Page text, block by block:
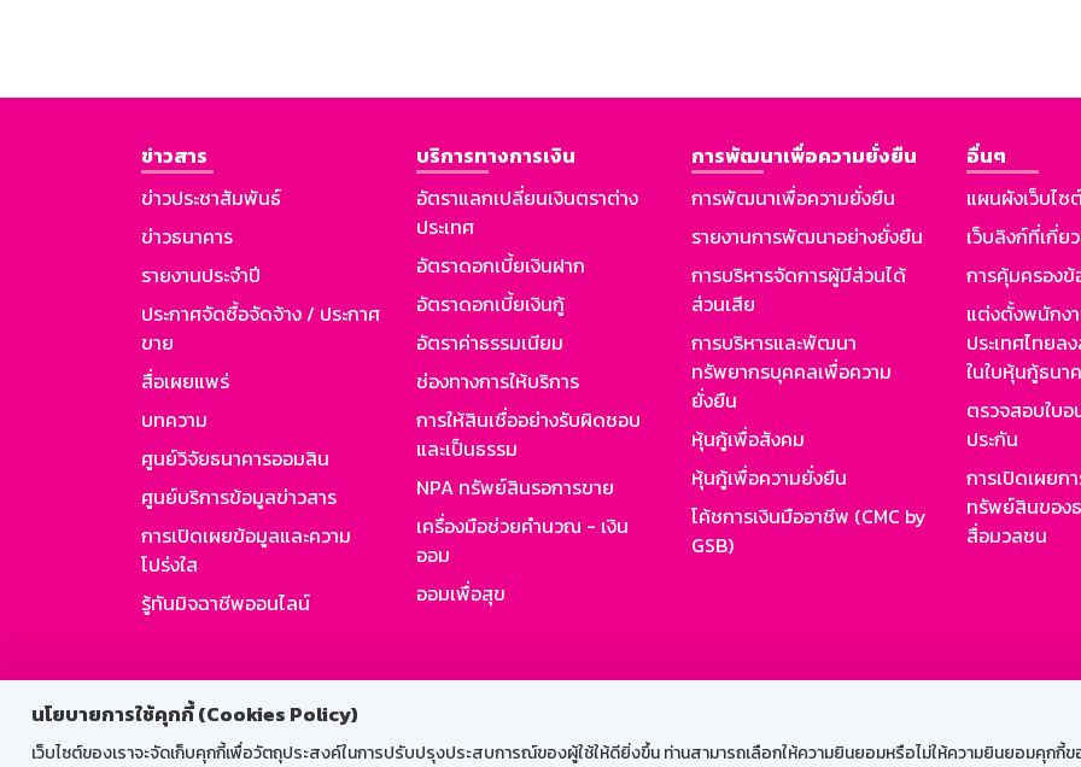
นโยบายการใช้คุกกี้ (Cookies Policy)
เว็บไซต์ของเราจะจัดเก็บคุกกี้เพื่อวัตถุประสงค์ในการปรับปรุงประสบการณ์ของผู้ใช้ให้ดียิ่งขึ้น ท่านสามารถเลือกให้ความยินยอมหรือไม่ให้ความยินยอมคุกกี้ข
ข่าวสาร
ข่าวประชาสัมพันธ์
ข่าวธนาคาร
รายงานประจำปี
ประกาศจัดซื้อจัดจ้าง / ประกาศ
ขาย
สื่อเผยแพร่
บทความ
ศูนย์วิจัยธนาคารออมสิน
ศูนย์บริการข้อมูลข่าวสาร
การเปิดเผยข้อมูลและความ
โปร่งใส
รู้ทันมิจฉาชีพออนไลน์
บริการทางการเงิน
อัตราแลกเปลี่ยนเงินตราต่าง
ประเทศ
อัตราดอกเบี้ยเงินฝาก
อัตราดอกเบี้ยเงินกู้
อัตราค่าธรรมเนียม
ช่องทางการให้บริการ
การให้สินเชื่ออย่างรับผิดชอบ
และเป็นธรรม
NPA ทรัพย์สินรอการขาย
เครื่องมือช่วยคำนวณ - เงิน
ออม
ออมเพื่อสุข
การพัฒนาเพื่อความยั่งยืน
การพัฒนาเพื่อความยั่งยืน
รายงานการพัฒนาอย่างยั่งยืน
การบริหารจัดการผู้มีส่วนได้
ส่วนเสีย
การบริหารและพัฒนา
ทรัพยากรบุคคลเพื่อความ
ยั่งยืน
หุ้นกู้เพื่อสังคม
หุ้นกู้เพื่อความยั่งยืน
โค้ชการเงินมืออาชีพ (CMC by
GSB)
อื่นๆ
แผนผังเว็บไซ
เว็บลิงก์ที่เกี่ย
การคุ้มครอง
แต่งตั้งพนักง
ประเทศไทยล
ในใบหุ้นกู้ธนา
ตรวจสอบใบ
ประกัน
การเปิดเผยก
ทรัพย์สินของ
สื่อมวลชน